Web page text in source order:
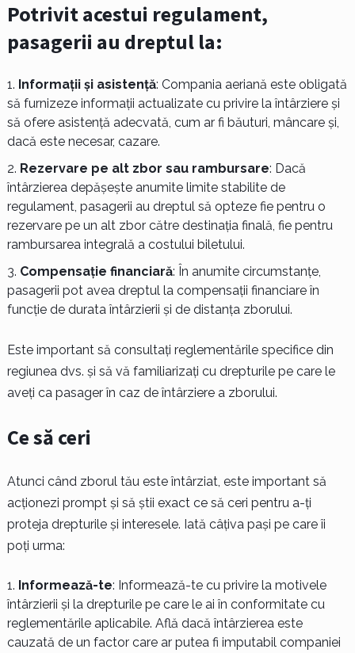
Potrivit acestui regulament,
pasagerii au dreptul la:
Informații și asistență: Compania aeriană este obligată
să furnizeze informații actualizate cu privire la întârziere și
să ofere asistență adecvată, cum ar fi băuturi, mâncare și,
dacă este necesar, cazare.
Rezervare pe alt zbor sau rambursare: Dacă
întârzierea depășește anumite limite stabilite de
regulament, pasagerii au dreptul să opteze fie pentru o
rezervare pe un alt zbor către destinația finală, fie pentru
rambursarea integrală a costului biletului.
Compensație financiară: În anumite circumstanțe,
pasagerii pot avea dreptul la compensații financiare în
funcție de durata întârzierii și de distanța zborului.
Este important să consultați reglementările specifice din
regiunea dvs. și să vă familiarizați cu drepturile pe care le
aveți ca pasager în caz de întârziere a zborului.
Ce să ceri
Atunci când zborul tău este întârziat, este important să
acționezi prompt și să știi exact ce să ceri pentru a-ți
proteja drepturile și interesele. Iată câțiva pași pe care îi
poți urma:
Informează-te: Informează-te cu privire la motivele
întârzierii și la drepturile pe care le ai în conformitate cu
reglementările aplicabile. Află dacă întârzierea este
cauzată de un factor care ar putea fi imputabil companiei